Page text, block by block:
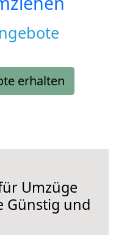
erhalten
Umzüge
Günstig und